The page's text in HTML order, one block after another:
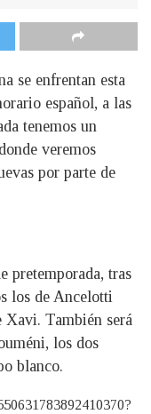
se enfrentan esta
español, a las
tenemos un
veremos
por parte de
pretemporada, tras
los de Ancelotti
Xavi. También será
los dos
blanco.